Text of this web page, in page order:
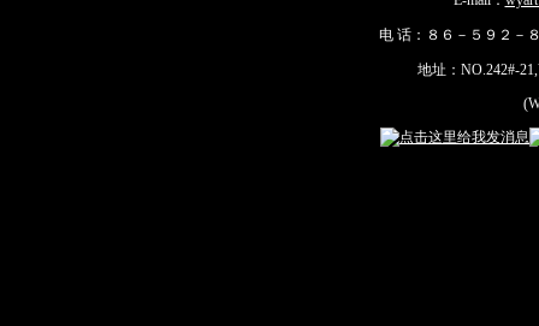
电 话：８６－５９２－
地址：NO.242#-